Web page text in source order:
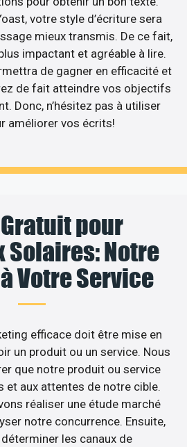
votre style d’écriture sera
mieux transmis. De ce fait,
impactant et agréable à lire.
de gagner en efficacité et
de fait atteindre vos objectifs
Donc, n’hésitez pas à utiliser
améliorer vos écrits!
pour
Solaires: Notre
Votre Service
efficace doit être mise en
un produit ou un service. Nous
que notre produit ou service
et aux attentes de notre cible.
réaliser une étude marché
notre concurrence. Ensuite,
les canaux de